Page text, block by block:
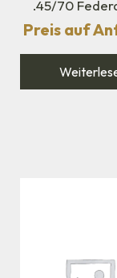
.45/70
Preis auf